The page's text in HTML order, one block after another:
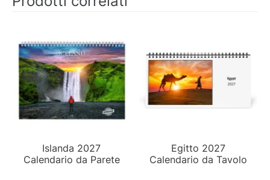
Islanda 2027
Calendario da Parete
Egitto 2027
Calendario da Tavolo